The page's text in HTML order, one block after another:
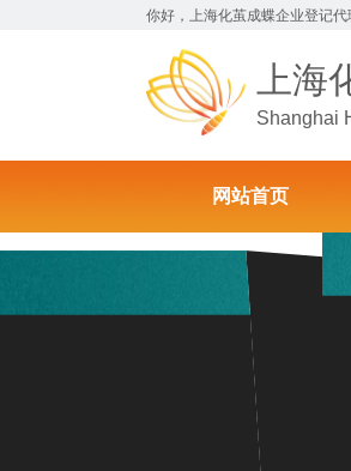
你好，上海化茧成蝶企业登记
上
Shanghai
网站首页